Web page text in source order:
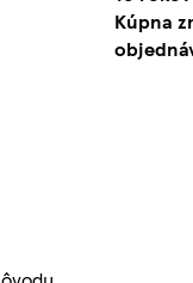
Kúpna